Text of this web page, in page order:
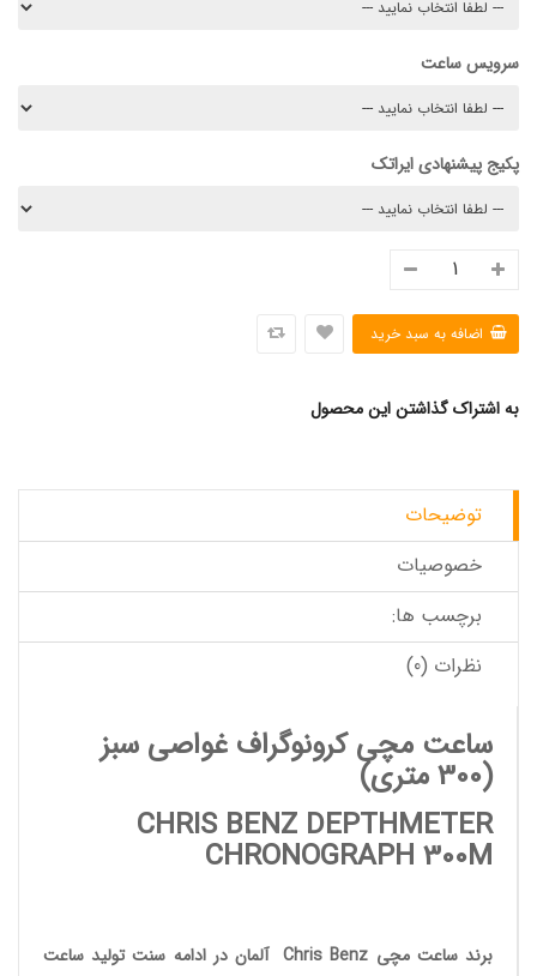
سرویس ساعت
پکیج پیشنهادی ایراتک
به اشتراک گذاشتن این محصول
توضیحات
خصوصیات
برچسب ها:
نظرات (0)
ساعت مچی کرونوگراف غواصی سبز
(300 متری)
CHRIS BENZ DEPTHMETER
CHRONOGRAPH 300M
برند ساعت مچی Chris Benzآلمان در ادامه سنت تولید ساعت